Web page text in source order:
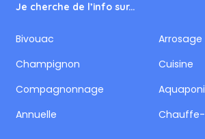
Je cherche de l’info sur...
Bivouac
Arrosage
Champignon
Cuisine
Compagnonnage
Annuelle